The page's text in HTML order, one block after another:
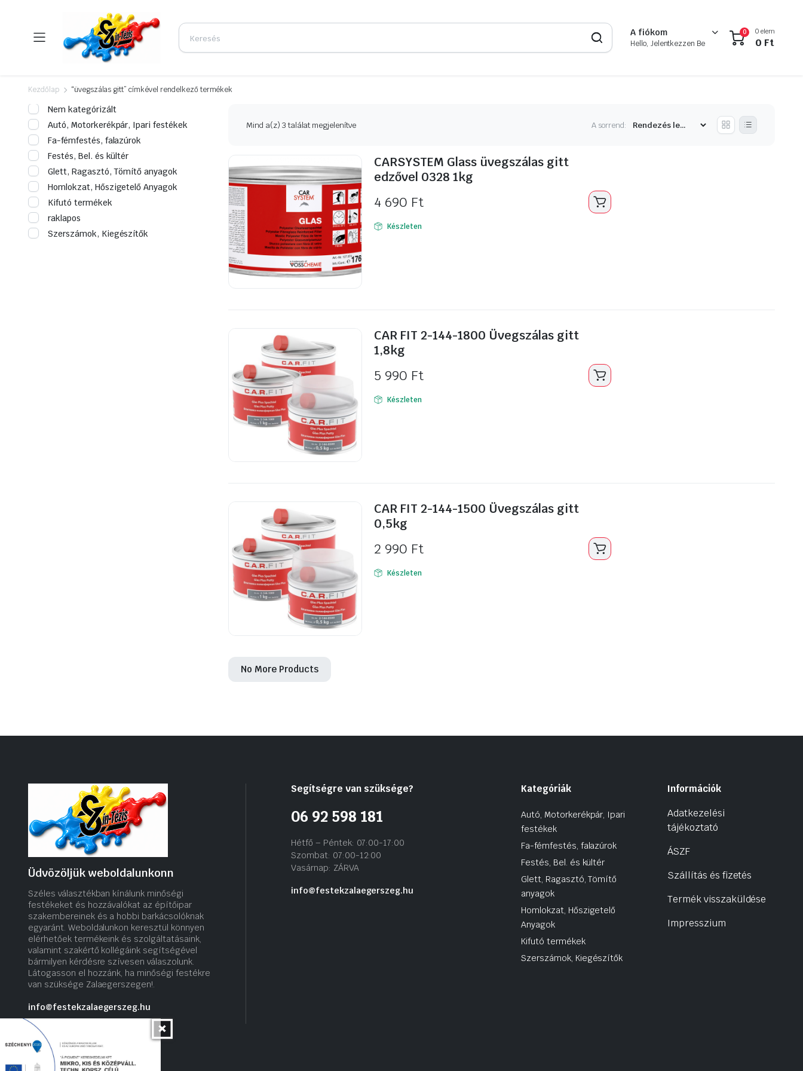
A fiókom
Hello, Jelentkezzen Be
0 0 elem
0 Ft
Kezdőlap “üvegszálas gitt” címkével rendelkező termékek
Mind a(z) 3 találat megjelenítveSorted
A sorrend:
CARSYSTEM Glass üvegszálas gitt
edzővel 0328 1kg
4 690 Ft
Készleten
CAR FIT 2-144-1800 Üvegszálas gitt
1,8kg
5 990 Ft
Készleten
CAR FIT 2-144-1500 Üvegszálas gitt
0,5kg
2 990 Ft
Készleten
No More Products
Nem kategórizált
Autó, Motorkerékpár, Ipari festékek
Fa-fémfestés, falazúrok
Festés, Bel. és kültér
Glett, Ragasztó, Tömítő anyagok
Homlokzat, Hőszigetelő Anyagok
Kifutó termékek
raklapos
Szerszámok, Kiegészítők
Üdvözöljük weboldalunkonn
Széles választékban kínálunk minőségi
festékeket és hozzávalókat az építőipar
szakembereinek és a hobbi barkácsolóknak
egyaránt. Weboldalunkon keresztül könnyen
elérhetőek termékeink és szolgáltatásaink,
valamint szakértő kollégáink segítségével
bármilyen kérdésre szívesen válaszolunk.
Látogasson el hozzánk, ha minőségi festékre
van szüksége Zalaegerszegen!.
info@festekzalaegerszeg.hu
Segítségre van szüksége?
06 92 598 181
Hétfő – Péntek: 07:00-17:00
Szombat: 07:00-12:00
Vasárnap: ZÁRVA
info@festekzalaegerszeg.hu
Kategóriák
Autó, Motorkerékpár, Ipari
festékek
Fa-fémfestés, falazúrok
Festés, Bel. és kültér
Glett, Ragasztó, Tömítő
anyagok
Homlokzat, Hőszigetelő
Anyagok
Kifutó termékek
Szerszámok, Kiegészítők
Információk
Adatkezelési
tájékoztató
ÁSZF
Szállítás és fizetés
Termék visszaküldése
Impresszium